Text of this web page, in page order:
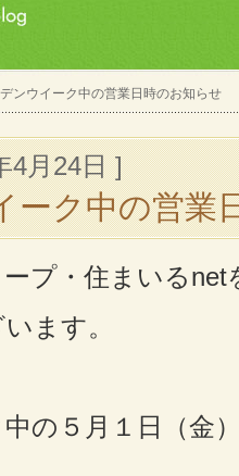
ンウイーク中の営業日時のお知らせ
4月24日 ]
ーク中の営業
プ・住まいる
ます。
の５月１日（金